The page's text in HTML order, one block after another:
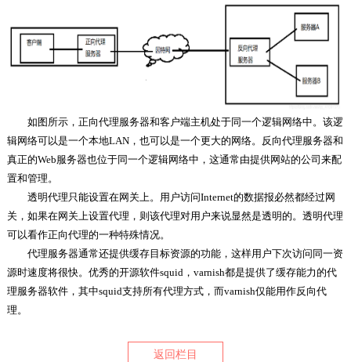
​如图所示，正向代理服务器和客户端主机处于同一个逻辑网络中。该逻
辑网络可以是一个本地LAN，也可以是一个更大的网络。反向代理服务器和
真正的Web服务器也位于同一个逻辑网络中，这通常由提供网站的公司来配
置和管理。
​透明代理只能设置在网关上。用户访问Internet的数据报必然都经过网
关，如果在网关上设置代理，则该代理对用户来说显然是透明的。透明代理
可以看作正向代理的一种特殊情况。
​代理服务器通常还提供缓存目标资源的功能，这样用户下次访问同一资
源时速度将很快。优秀的开源软件squid，varnish都是提供了缓存能力的代
理服务器软件，其中squid支持所有代理方式，而varnish仅能用作反向代
理。
返回栏目